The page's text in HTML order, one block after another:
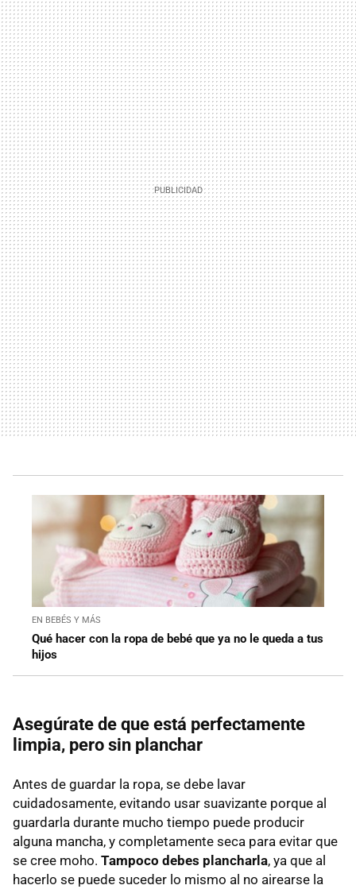
EN BEBÉS Y MÁS
Qué hacer con la ropa de bebé que ya no le queda a tus
hijos
Asegúrate de que está perfectamente
limpia, pero sin planchar
Antes de guardar la ropa, se debe lavar
cuidadosamente, evitando usar suavizante porque al
guardarla durante mucho tiempo puede producir
alguna mancha, y completamente seca para evitar que
se cree moho. Tampoco debes plancharla, ya que al
hacerlo se puede suceder lo mismo al no airearse la